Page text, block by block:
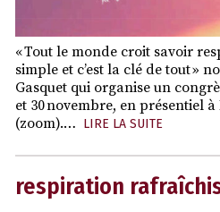
« Tout le monde croit savoir
simple et c’est la clé de tout »
Gasquet qui organise un
et 30 novembre, en présentiel
(zoom).… LIRE LA SUITE
respiration